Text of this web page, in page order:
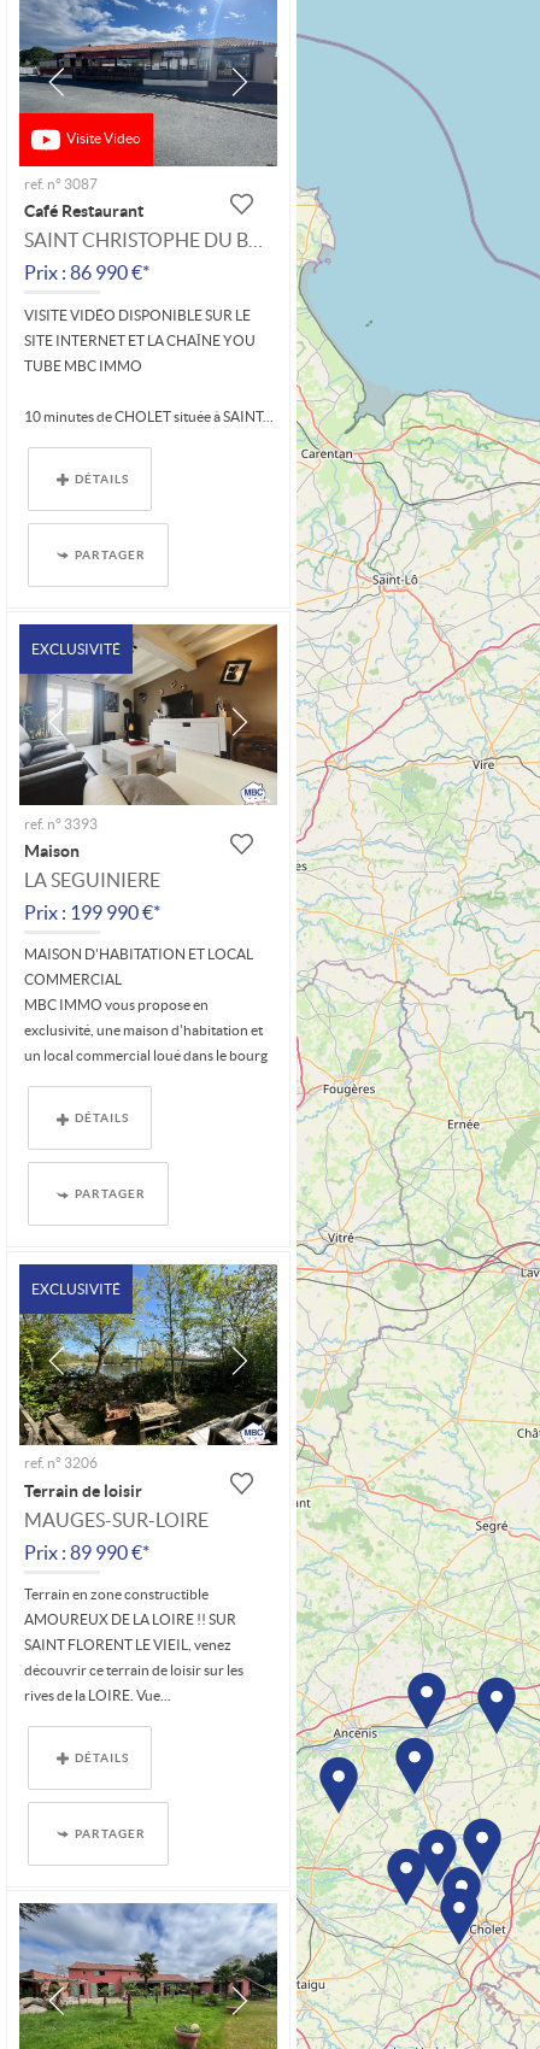
Visite Video
ref. n° 3087
Café Restaurant
Prix : 86 990 €*
VISITE VIDÉO DISPONIBLE SUR LE
SITE INTERNET ET LA CHAÎNE YOU
TUBE MBC IMMO
10 minutes de CHOLET située à SAINT...
DÉTAILS
PARTAGER
EXCLUSIVITÉ
ref. n° 3393
Maison
LA SEGUINIERE
Prix : 199 990 €*
MAISON D'HABITATION ET LOCAL
COMMERCIAL
MBC IMMO vous propose en
exclusivité, une maison d'habitation et
un local commercial loué dans le bourg
DÉTAILS
PARTAGER
EXCLUSIVITÉ
ref. n° 3206
Terrain de loisir
MAUGES-SUR-LOIRE
Prix : 89 990 €*
Terrain en zone constructible
AMOUREUX DE LA LOIRE !! SUR
SAINT FLORENT LE VIEIL, venez
découvrir ce terrain de loisir sur les
rives de la LOIRE. Vue...
DÉTAILS
PARTAGER